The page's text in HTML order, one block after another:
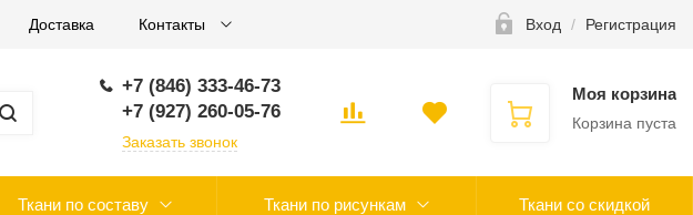
Доставка Контакты Вход / Регистрация
+7 (846) 333-46-73
+7 (927) 260-05-76
Заказать звонок
Моя корзина
Корзина пуста
Ткани по составу Ткани по рисункам Ткани со скидкой